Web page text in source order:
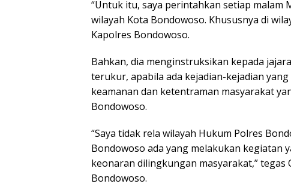
“Untuk itu, saya perintahkan setiap
wilayah Kota Bondowoso. Khususnya di
Kapolres Bondowoso.
Bahkan, dia menginstruksikan kepada
terukur, apabila ada kejadian-kejadian
keamanan dan ketentraman masyarakat
Bondowoso.
“Saya tidak rela wilayah Hukum Polres
Bondowoso ada yang melakukan kegiatan
keonaran dilingkungan masyarakat,”
Bondowoso.